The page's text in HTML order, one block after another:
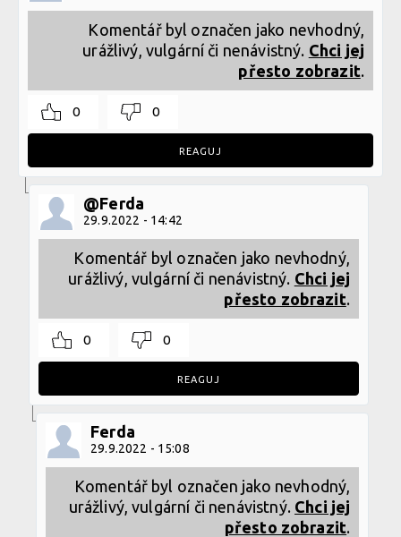
Komentář byl označen jako nevhodný,
urážlivý, vulgární či nenávistný. Chci jej
přesto zobrazit.
0 0
REAGUJ
@Ferda
29.9.2022 - 14:42
Komentář byl označen jako nevhodný,
urážlivý, vulgární či nenávistný. Chci jej
přesto zobrazit.
0 0
REAGUJ
Ferda
29.9.2022 - 15:08
Komentář byl označen jako nevhodný,
urážlivý, vulgární či nenávistný. Chci jej
přesto zobrazit.